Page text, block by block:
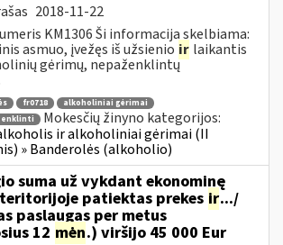
2018-11-22
KM1306 Ši informacija skelbiama:
asmuo, įvežęs iš užsienio ir laikantis
gėrimų, nepaženklintų
fr0718
alkoholiniai gėrimai
Mokesčių žinyno kategorijos:
ir alkoholiniai gėrimai (II
» Banderolės (alkoholio)
suma už vykdant ekonominę
patiektas prekes ir.../
paslaugas per metus
12 mėn.) viršijo 45 000 Eur